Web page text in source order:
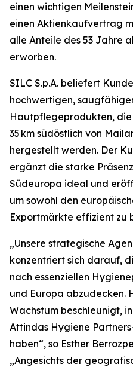
einen wichtigen
einen Aktienkaufvertrag
alle Anteile des 53 Jahre
erworben.
SILC S.p.A. beliefert
hochwertigen,
Hautpflegeprodukten,
35 km südöstlich von
hergestellt werden. Der
ergänzt die starke
Südeuropa ideal und
um sowohl den
Exportmärkte effizient zu
„Unsere strategische
konzentriert sich darauf,
nach essenziellen
und Europa abzudecken.
Wachstum beschleunigt,
Attindas Hygiene
haben“, so Esther
„Angesichts der